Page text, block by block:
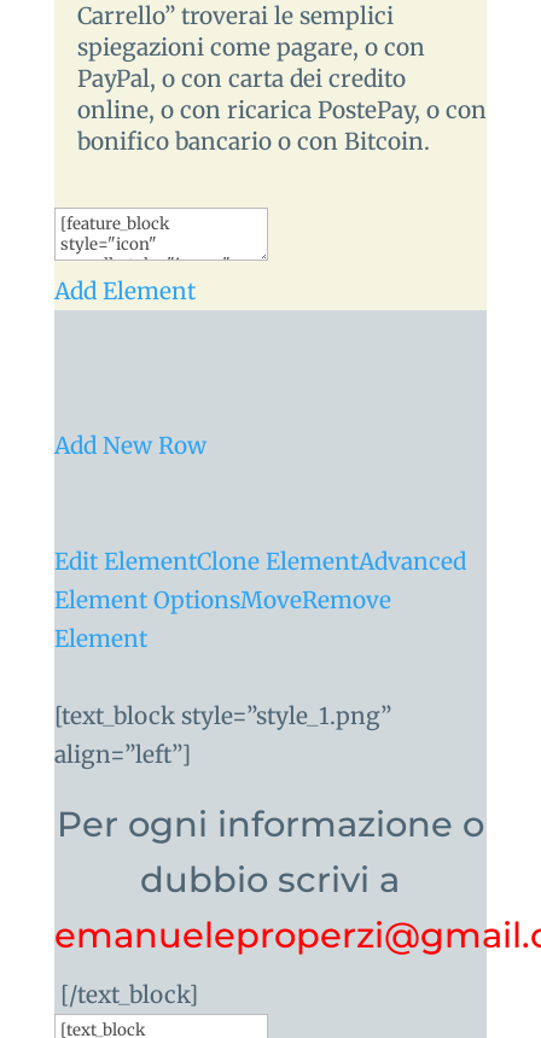
Carrello” troverai le semplici
spiegazioni come pagare, o con
PayPal, o con carta dei credito
online, o con ricarica PostePay, o con
bonifico bancario o con Bitcoin.
Add Element
Add New Row
Edit ElementClone ElementAdvanced
Element OptionsMoveRemove
Element
[text_block style=”style_1.png”
align=”left”]
Per ogni informazione o
dubbio scrivi a
[/text_block]